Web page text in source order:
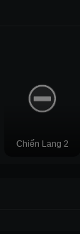
Chiến Lang 2